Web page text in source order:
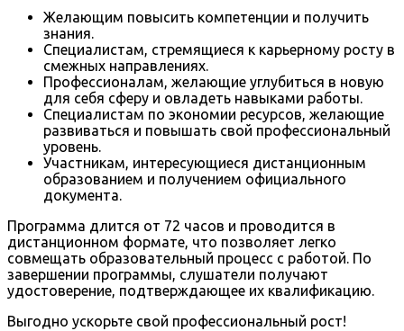
Желающим повысить компетенции и получить
знания.
Специалистам, стремящиеся к карьерному росту в
смежных направлениях.
Профессионалам, желающие углубиться в новую
для себя сферу и овладеть навыками работы.
Специалистам по экономии ресурсов, желающие
развиваться и повышать свой профессиональный
уровень.
Участникам, интересующиеся дистанционным
образованием и получением официального
документа.
Программа длится от 72 часов и проводится в
дистанционном формате, что позволяет легко
совмещать образовательный процесс с работой. По
завершении программы, слушатели получают
удостоверение, подтверждающее их квалификацию.
Выгодно ускорьте свой профессиональный рост!